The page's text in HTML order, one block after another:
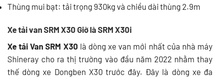
Thùng mui bạt: tải trọng 930kg và chiều dài thùng 2.9m
Xe tải van SRM X30 Giờ là SRM X30i
Xe tải Van SRM X30 là dòng xe van mới nhất của nhà máy
Shineray cho ra thị trường vào đầu năm 2022 nhằm thay
thế dòng xe Dongben X30 trước đây. Đây là dòng xe đa